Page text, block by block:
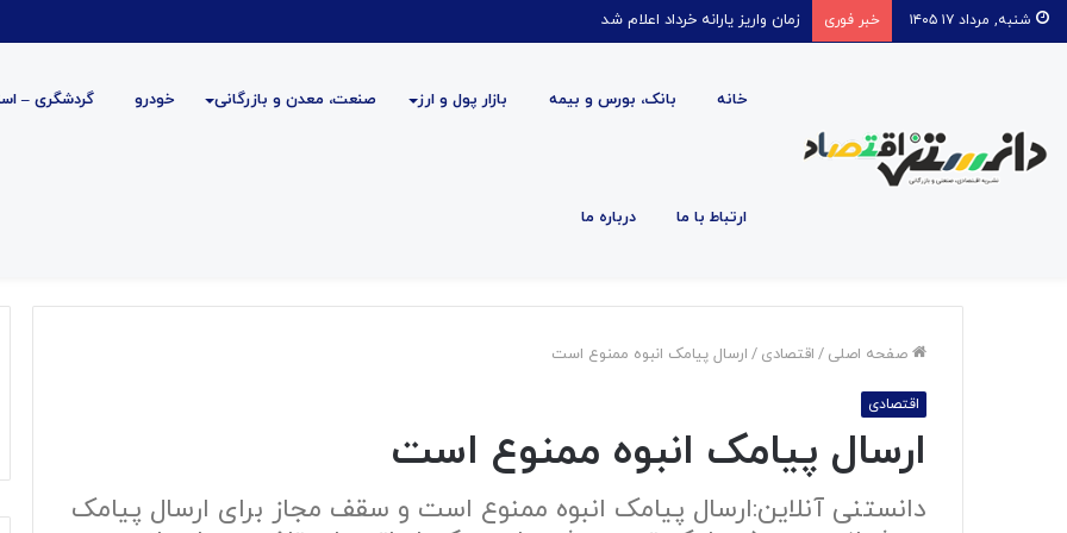
شنبه, مرداد ۱۷ ۱۴۰۵ خبر فوری زمان واریز یارانه خرداد اعلام شد
خانه بانک، بورس و بیمه بازار پول و ارز صنعت، معدن و بازرگانی خودرو گردشگری –
ارتباط با ما درباره ما
صفحه اصلی / اقتصادی / ارسال پیامک انبوه ممنوع است
اقتصادی
ارسال پیامک انبوه ممنوع است
دانستنی آنلاین:ارسال پیامک انبوه ممنوع است و سقف مجاز برای ارسال پیامک